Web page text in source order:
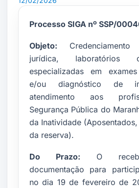
Processo SIGA nº SSP/
Objeto:
jurídica, laboratórios
especializadas em
e/ou diagnóstico de
atendimento aos
Segurança Pública do
da Inatividade
da reserva).
Do Prazo: O
documentação para
no dia 19 de fevereiro de